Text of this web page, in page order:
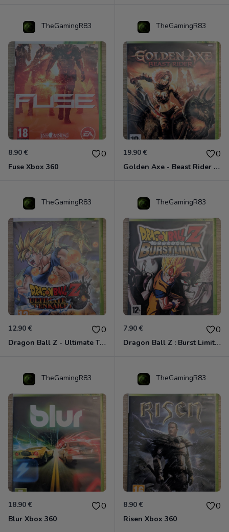
TheGamingR83
8.90 € 0
Fuse Xbox 360
TheGamingR83
19.90 € 0
Golden Axe - Beast Rider Xbox 360
TheGamingR83
12.90 € 0
Dragon Ball Z - Ultimate Tenkaichi Xbox 360
TheGamingR83
7.90 € 0
Dragon Ball Z : Burst Limit Xbox 360
TheGamingR83
18.90 € 0
Blur Xbox 360
TheGamingR83
8.90 € 0
Risen Xbox 360